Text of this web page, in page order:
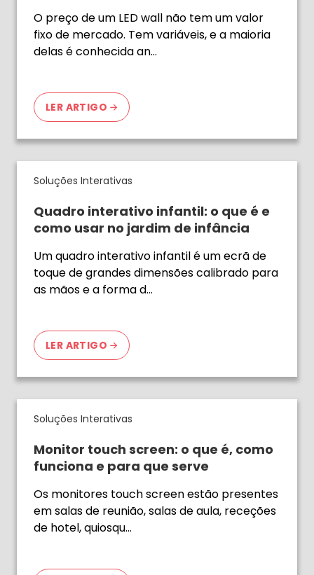
O preço de um LED wall não tem um valor
fixo de mercado. Tem variáveis, e a maioria
delas é conhecida an…
LER ARTIGO
Soluções Interativas
Quadro interativo infantil: o que é e
como usar no jardim de infância
Um quadro interativo infantil é um ecrã de
toque de grandes dimensões calibrado para
as mãos e a forma d…
LER ARTIGO
Soluções Interativas
Monitor touch screen: o que é, como
funciona e para que serve
Os monitores touch screen estão presentes
em salas de reunião, salas de aula, receções
de hotel, quiosqu…